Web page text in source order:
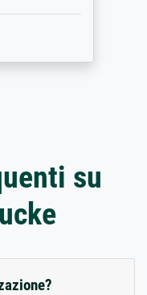
su